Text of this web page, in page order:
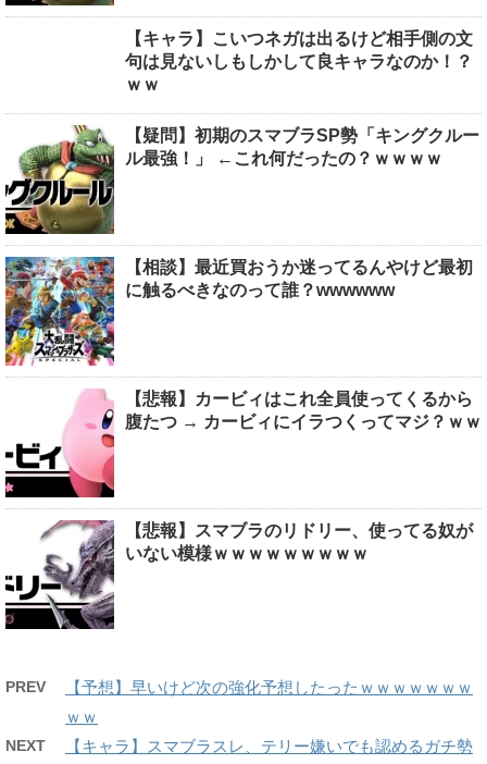
【キャラ】こいつネガは出るけど相手側の文
句は見ないしもしかして良キャラなのか！？
ｗｗ
【疑問】初期のスマブラSP勢「キングクルー
ル最強！」 ←これ何だったの？ｗｗｗｗ
【相談】最近買おうか迷ってるんやけど最初
に触るべきなのって誰？wwwwww
【悲報】カービィはこれ全員使ってくるから
腹たつ → カービィにイラつくってマジ？ｗｗ
【悲報】スマブラのリドリー、使ってる奴が
いない模様ｗｗｗｗｗｗｗｗｗ
PREV
【予想】早いけど次の強化予想したったｗｗｗｗｗｗｗ
ｗｗ
NEXT
【キャラ】スマブラスレ、テリー嫌いでも認めるガチ勢